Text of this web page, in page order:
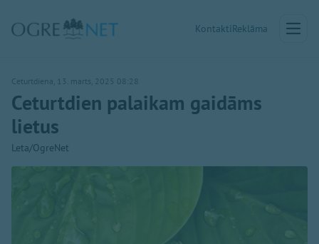
KontaktiReklāma
Ceturtdiena, 13. marts, 2025 08:28
Ceturtdien palaikam gaidāms
lietus
Leta/OgreNet